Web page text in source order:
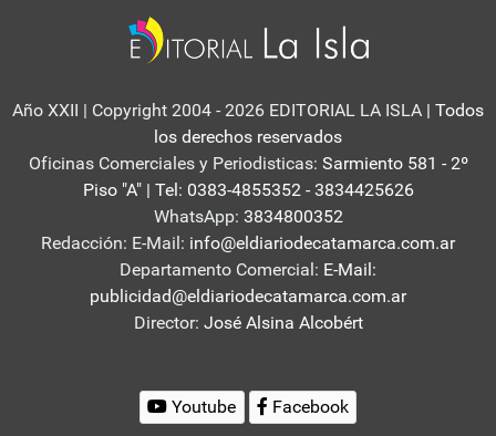
Año XXII | Copyright 2004 - 2026 EDITORIAL LA ISLA | Todos
los derechos reservados
Oficinas Comerciales y Periodisticas: Sarmiento 581 - 2º
Piso "A" | Tel: 0383-4855352 - 3834425626
WhatsApp: 3834800352
Redacción: E-Mail: info@eldiariodecatamarca.com.ar
Departamento Comercial: E-Mail:
publicidad@eldiariodecatamarca.com.ar
Director: José Alsina Alcobért
Youtube Facebook